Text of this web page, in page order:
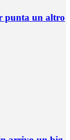
punta un altro